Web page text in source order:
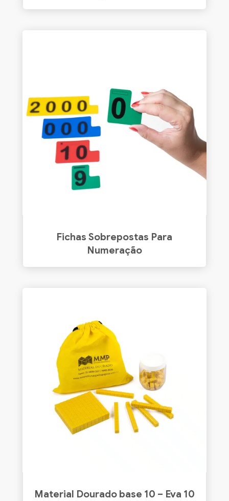
Fichas Sobrepostas Para
Numeração
Material Dourado base 10 – Eva 10